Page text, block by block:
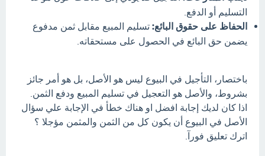
التسليم أو الدفع.
الحفاظ على حقوق البائع: تسليم المبيع مقابل ثمن مدفوع
يضمن حق البائع في الحصول على مستحقاته.
باختصار، التأجيل في البيوع ليس هو الأصل، بل هو أمر جائز
بشروط، والأصل هو التعجيل في تسليم المبيع ودفع الثمن.
اذا كان لديك إجابة افضل او هناك خطأ في الإجابة علي سؤال
الأصل في البيوع أن يكون كل من الثمن والمثمن مؤجلا ؟
اترك تعليق فورآ.